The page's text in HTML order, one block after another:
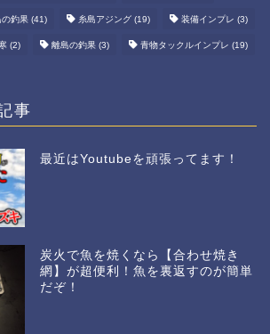
の釣果 (41) 糸島アジング (19) 装備インプレ (3)
(2) 離島の釣果 (3) 青物タックルインプレ (19)
事
最近はYoutubeを頑張ってます！
炭火で魚を焼くなら【合わせ焼き
網】が超便利！魚を裏返すのが簡単
だぞ！